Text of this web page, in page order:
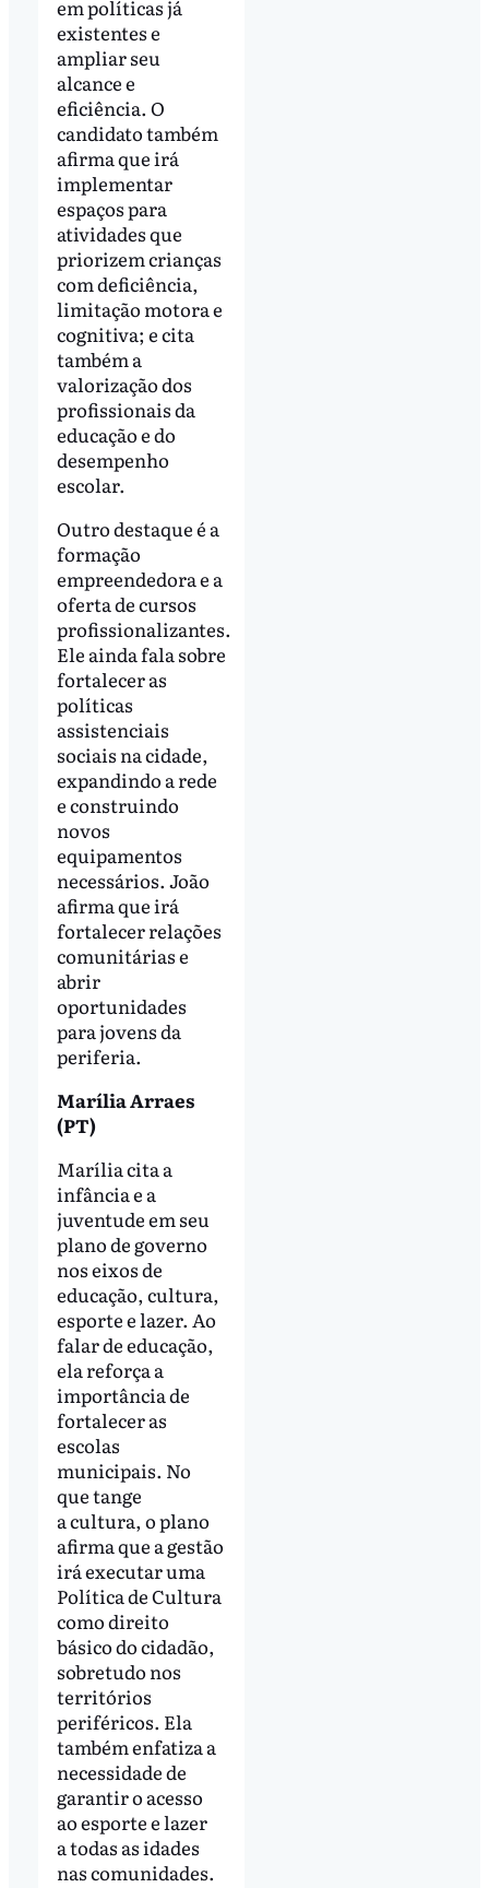
em políticas já
existentes e
ampliar seu
alcance e
eficiência. O
candidato também
afirma que irá
implementar
espaços para
atividades que
priorizem crianças
com deficiência,
limitação motora e
cognitiva; e cita
também a
valorização dos
profissionais da
educação e do
desempenho
escolar.
Outro destaque é a
formação
empreendedora e a
oferta de cursos
profissionalizantes.
Ele ainda fala sobre
fortalecer as
políticas
assistenciais
sociais na cidade,
expandindo a rede
e construindo
novos
equipamentos
necessários. João
afirma que irá
fortalecer relações
comunitárias e
abrir
oportunidades
para jovens da
periferia.
Marília Arraes
(PT)
Marília cita a
infância e a
juventude em seu
plano de governo
nos eixos de
educação, cultura,
esporte e lazer. Ao
falar de educação,
ela reforça a
importância de
fortalecer as
escolas
municipais. No
que tange
a cultura, o plano
afirma que a gestão
irá executar uma
Política de Cultura
como direito
básico do cidadão,
sobretudo nos
territórios
periféricos. Ela
também enfatiza a
necessidade de
garantir o acesso
ao esporte e lazer
a todas as idades
nas comunidades.